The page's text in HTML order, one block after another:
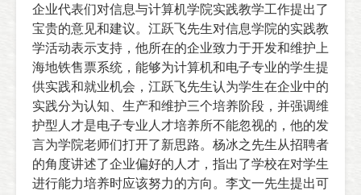
企业代表们对信息与计算机学院实践教学工作提出了
宝贵的意见和建议。 江跃飞先生对信息学院的实践教
学活动表示支持，他所在的企业致力于开发和维护上
海地铁售票系统，能够为计算机和电子专业的学生提
供实践和就业机会， 江跃飞先生认为学生在企业中的
实践分为认知、生产和维护三个培养阶段，并强调维
护型人才是电子专业人才培养所不能忽视的，他的发
言为学院老师们打开了新思路。 杨冰之先生从招聘者
的角度讲述了企业偏好的人才，指出了学校在对学生
进行能力培养时应该努力的方向。 李文一先生提出可